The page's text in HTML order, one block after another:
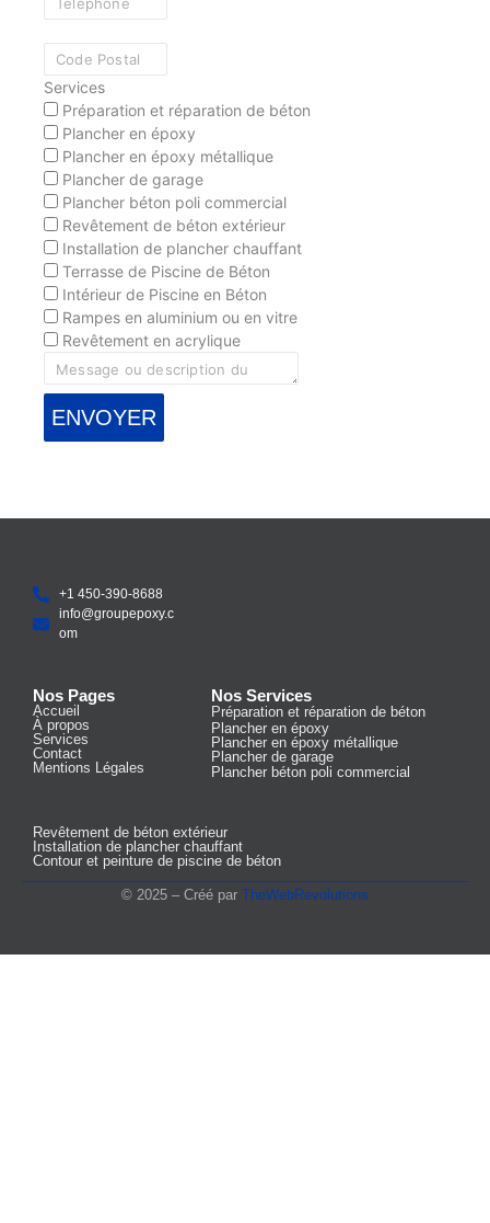
Services
Préparation et réparation de béton
Plancher en époxy
Plancher en époxy métallique
Plancher de garage
Plancher béton poli commercial
Revêtement de béton extérieur
Installation de plancher chauffant
Terrasse de Piscine de Béton
Intérieur de Piscine en Béton
Rampes en aluminium ou en vitre
Revêtement en acrylique
+1 450-390-8688
info@groupepoxy.c
om
Nos Pages​
Accueil
À propos
Services
Contact
Mentions Légales
Nos Services
Préparation et réparation de béton
Plancher en époxy
Plancher en époxy métallique
Plancher de garage
Plancher béton poli commercial
Revêtement de béton extérieur
Installation de plancher chauffant
Contour et peinture de piscine de béton
© 2025 – Créé par TheWebRevolutions